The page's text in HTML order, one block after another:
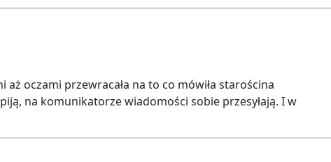
aż oczami przewracała na to co mówiła starościna
na komunikatorze wiadomości sobie przesyłają. I w